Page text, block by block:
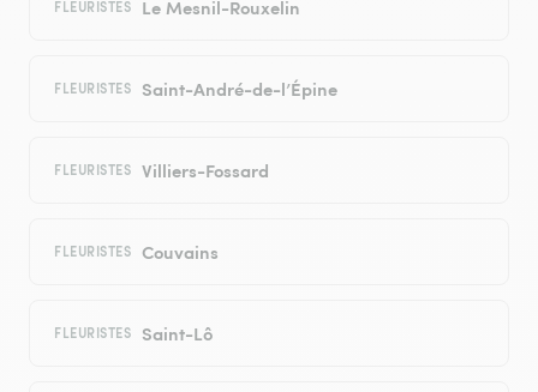
FLEURISTES Le Mesnil-Rouxelin
FLEURISTES Saint-André-de-l’Épine
FLEURISTES Villiers-Fossard
FLEURISTES Couvains
FLEURISTES Saint-Lô